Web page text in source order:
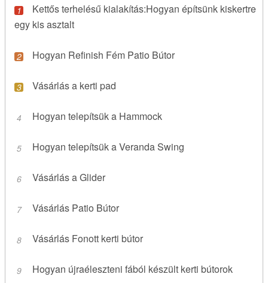
Kettős terhelésű kialakítás:Hogyan építsünk kiskertre
egy kis asztalt
Hogyan Refinish Fém Patio Bútor
Vásárlás a kerti pad
Hogyan telepítsük a Hammock
Hogyan telepítsük a Veranda Swing
Vásárlás a Glider
Vásárlás Patio Bútor
Vásárlás Fonott kerti bútor
Hogyan újraéleszteni fából készült kerti bútorok